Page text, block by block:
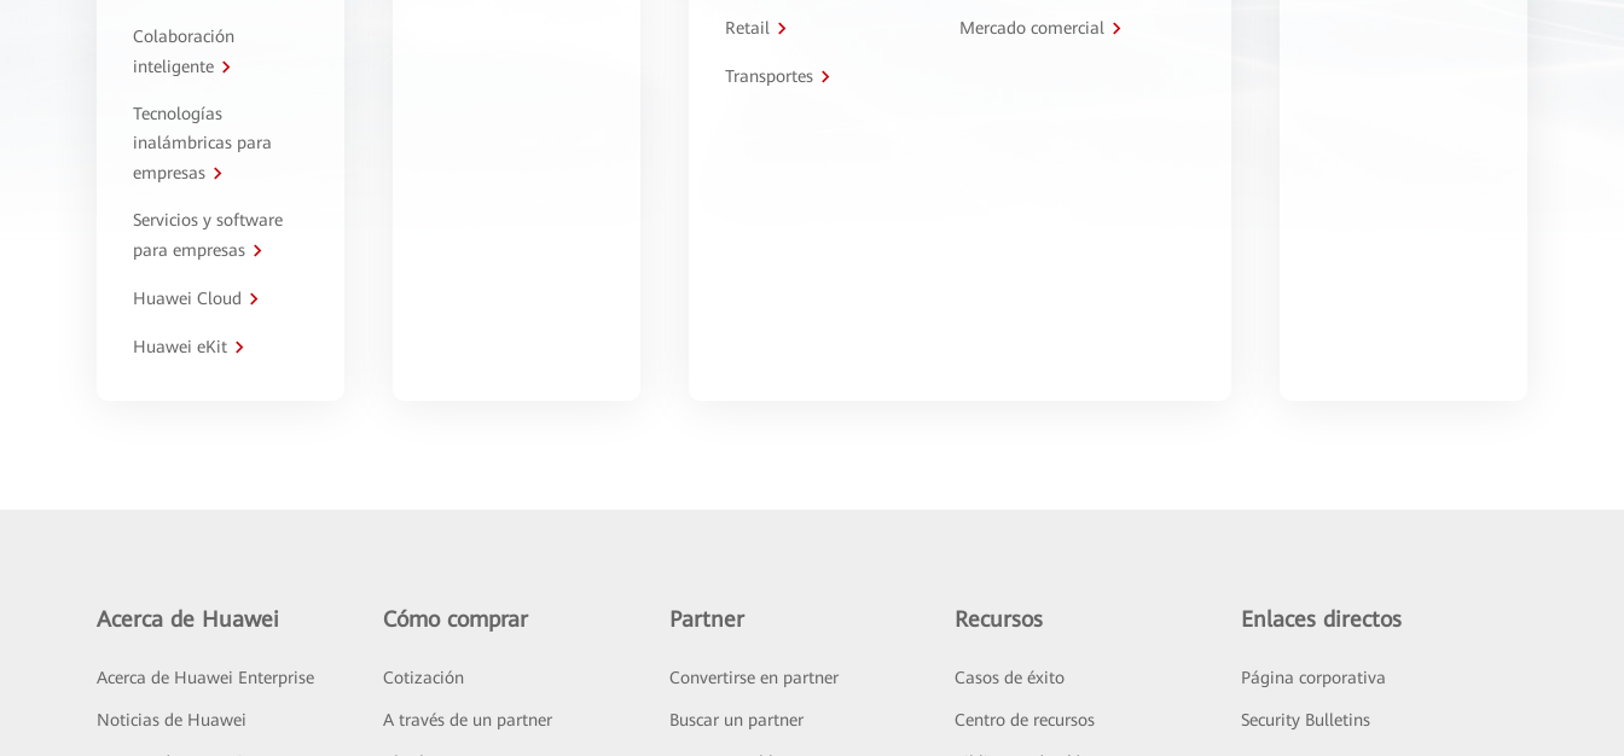
Colaboración
inteligente
Tecnologías
inalámbricas para
empresas
Servicios y software
para empresas
Huawei Cloud
Huawei eKit
Retail Mercado comercial
Transportes
Acerca de Huawei
Acerca de Huawei Enterprise
Noticias de Huawei
Cómo comprar
Cotización
A través de un partner
Partner
Convertirse en partner
Buscar un partner
Recursos
Casos de éxito
Centro de recursos
Enlaces directos
Página corporativa
Security Bulletins